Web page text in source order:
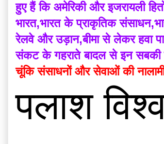
हुए हैं कि अमेरिकी और इजरायली
भारत,भारत के प्राकृतिक
रेलवे और उड़ान,बीमा से लेकर हवा
संकट के गहराते बादल से इन सबकी
चूंकि संसाधनों और सेवाओं की नालामी
पलाश